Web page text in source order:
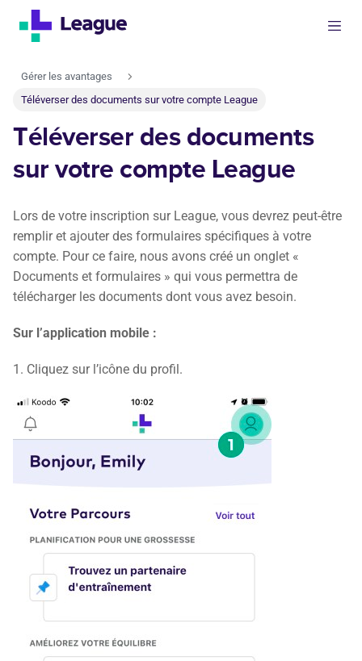
Gérer les avantages
Téléverser des documents sur votre compte League
Téléverser des documents
sur votre compte League
Lors de votre inscription sur League, vous devrez peut-être
remplir et ajouter des formulaires spécifiques à votre
compte. Pour ce faire, nous avons créé un onglet «
Documents et formulaires » qui vous permettra de
télécharger les documents dont vous avez besoin.
Sur l’application mobile :
1. Cliquez sur l’icône du profil.